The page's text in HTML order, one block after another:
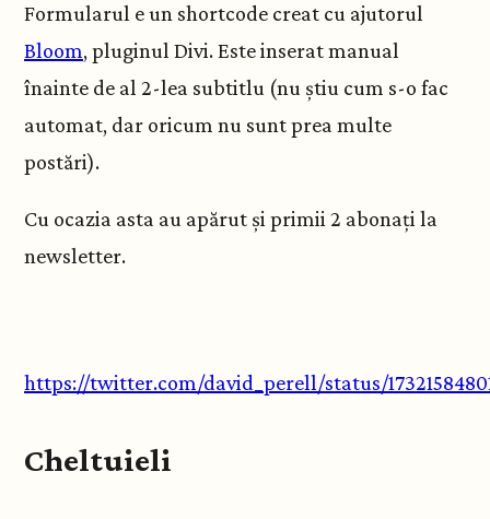
Formularul e un shortcode creat cu ajutorul
Bloom, pluginul Divi. Este inserat manual
înainte de al 2-lea subtitlu (nu știu cum s-o fac
automat, dar oricum nu sunt prea multe
postări).
Cu ocazia asta au apărut și primii 2 abonați la
newsletter.
https://twitter.com/david_perell/status/
Cheltuieli